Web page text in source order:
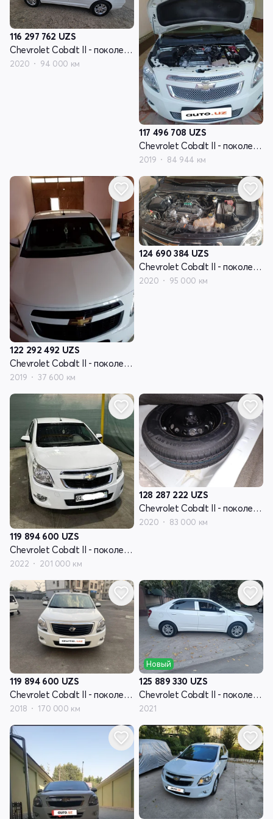
116 297 762 UZS
Chevrolet Cobalt II - поколение рестайлинг
2020 94 000 км
117 496 708 UZS
Chevrolet Cobalt II - поколение рестайлинг
2019 84 944 км
122 292 492 UZS
Chevrolet Cobalt II - поколение рестайлинг
2019 37 600 км
124 690 384 UZS
Chevrolet Cobalt II - поколение рестайлинг
2020 95 000 км
119 894 600 UZS
Chevrolet Cobalt II - поколение рестайлинг
2022 201 000 км
128 287 222 UZS
Chevrolet Cobalt II - поколение рестайлинг
2020 83 000 км
119 894 600 UZS
Chevrolet Cobalt II - поколение рестайлинг
2018 170 000 км
Новый
125 889 330 UZS
Chevrolet Cobalt II - поколение рестайлинг
2021